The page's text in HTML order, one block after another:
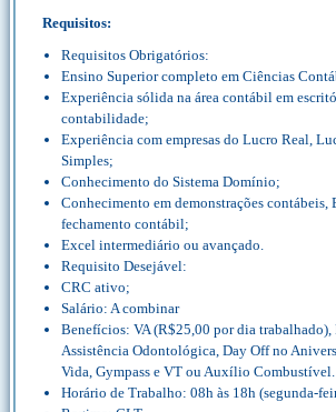
Requisitos:
Requisitos Obrigatórios:
Ensino Superior completo em Ciências
Experiência sólida na área contábil em
contabilidade;
Experiência com empresas do Lucro Real,
Simples;
Conhecimento do Sistema Domínio;
Conhecimento em demonstrações contábeis,
fechamento contábil;
Excel intermediário ou avançado.
Requisito Desejável:
CRC ativo;
Salário: A combinar
Benefícios: VA (R$25,00 por dia trabalhado),
Assistência Odontológica, Day Off no
Vida, Gympass e VT ou Auxílio Combustível.
Horário de Trabalho: 08h às 18h (segunda-